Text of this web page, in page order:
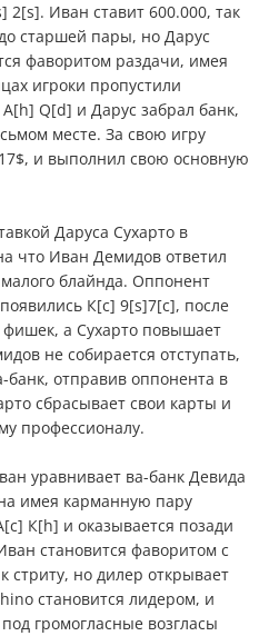
2[s]. Иван ставит 600.000, так
старшей пары, но Дарус
фаворитом раздачи, имея
игроки пропустили
Q[d] и Дарус забрал банк,
месте. За свою игру
и выполнил свою основную
Даруса Сухарто в
что Иван Демидов ответил
блайнда. Оппонент
К[c] 9[s]7[c], после
фишек, а Сухарто повышает
не собирается отступать,
банк, отправив оппонента в
сбрасывает свои карты и
профессионалу.
уравнивает ва-банк Девида
имея карманную пару
К[h] и оказывается позади
становится фаворитом с
стриту, но дилер открывает
становится лидером, и
громогласные возгласы